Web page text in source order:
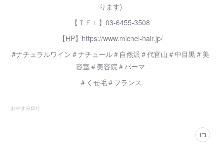
ります)
【ＴＥＬ】03-6455-3508
【HP】https://www.michel-hair.jp/
#ナチュラルワイン＃ナチュール＃自然派＃代官山＃中目黒＃美
容室＃美容院＃パーマ
＃くせ毛＃フランス
おやすみ(31)